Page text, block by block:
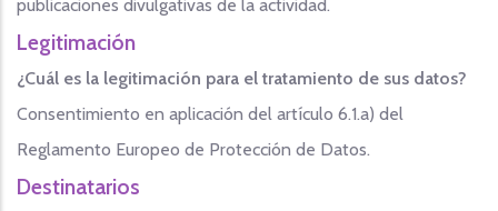
publicaciones divulgativas de la actividad.
Legitimación
¿Cuál es la legitimación para el tratamiento de sus datos?
Consentimiento en aplicación del artículo 6.1.a) del
Reglamento Europeo de Protección de Datos.
Destinatarios